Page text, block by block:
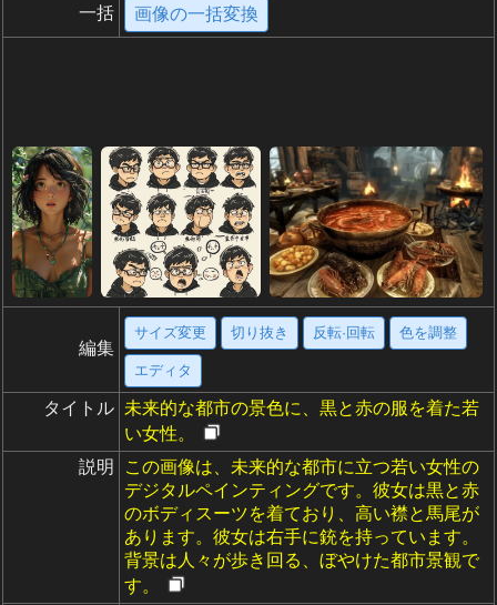
一括 画像の一括変換
編集
サイズ変更 切り抜き 反転·回転 色を調整
エディタ
タイトル 未来的な都市の景色に、黒と赤の服を着た若
い女性。
説明
この画像は、未来的な都市に立つ若い女性の
デジタルペインティングです。彼女は黒と赤
のボディスーツを着ており、高い襟と馬尾が
あります。彼女は右手に銃を持っています。
背景は人々が歩き回る、ぼやけた都市景観で
す。